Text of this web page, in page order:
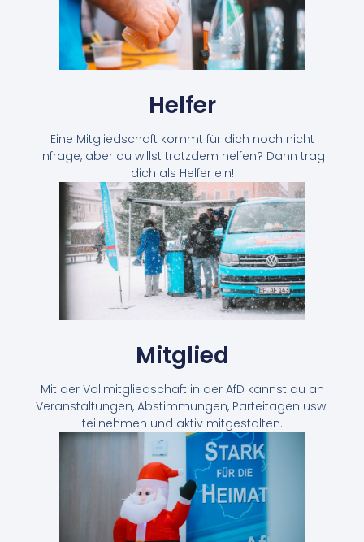
Helfer
Eine Mitgliedschaft kommt für dich noch nicht
infrage, aber du willst trotzdem helfen? Dann trag
dich als Helfer ein!
Mitglied
Mit der Vollmitgliedschaft in der AfD kannst du an
Veranstaltungen, Abstimmungen, Parteitagen usw.
teilnehmen und aktiv mitgestalten.